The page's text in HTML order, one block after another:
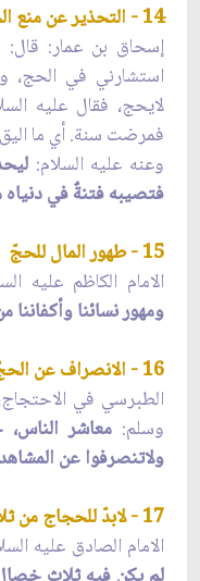
14 - التحذير عن منع الحجّ
إسحاق بن عمار: قال:
استشارني في الحج،
لايحج، فقال عليه
فمرضت سنة. أي ما
وعنه عليه السلام:
فتصيبه فتنةٌ في
15 - طهور المال للحجّ
الامام الكاظم عليه
ومهور نسائنا وأكفاننا
16 - الانصراف عن الحجّ مع التوبة
الطبرسي في
وسلم: معاشر الناس،
ولاتنصرفوا عن
17 - لابدّ للحجاج من ثلاث
الامام الصادق عليه